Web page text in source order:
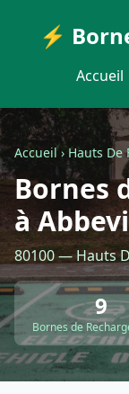
⚡
Accueil
Accueil›Hauts De
Bornes
à
80100 — Hauts
9
Bornes de